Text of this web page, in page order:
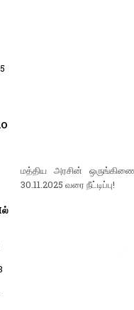
மத்திய அரசின்
30.11.2025 வரை நீட்டிப்பு!